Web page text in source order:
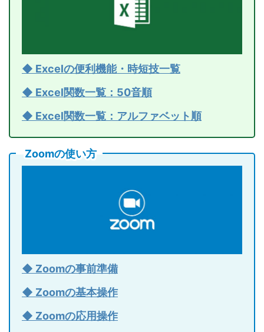
◆ Excelの便利機能・時短技一覧
◆ Excel関数一覧：50音順
◆ Excel関数一覧：アルファベット順
Zoomの使い方
◆ Zoomの事前準備
◆ Zoomの基本操作
◆ Zoomの応用操作